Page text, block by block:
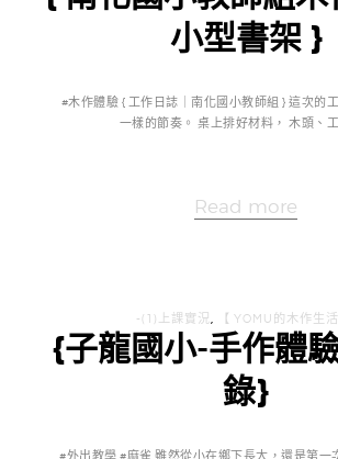
小型書架 }
#木作體驗 { 工作日誌｜南化國小教師組 } 這次的
一樣的節奏。 桌上排好材料， 木頭、
Read more
-(1)上課實況, 【 YOMU的木作生活
{子龍國小-手作體
錄}